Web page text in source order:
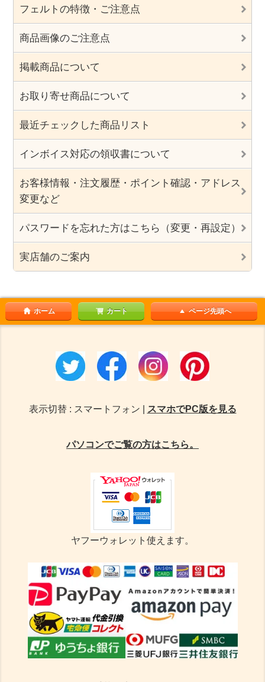
フェルトの特徴・ご注意点
商品画像のご注意点
掲載商品について
お取り寄せ商品について
最近チェックした商品リスト
インボイス対応の領収書について
お客様情報・注文履歴・ポイント確認・アドレス
変更など
パスワードを忘れた方はこちら（変更・再設定）
実店舗のご案内
ホーム カート ページ先頭へ
表示切替 : スマートフォン | スマホでPC版を見る
パソコンでご覧の方はこちら。
ヤフーウォレット使えます。